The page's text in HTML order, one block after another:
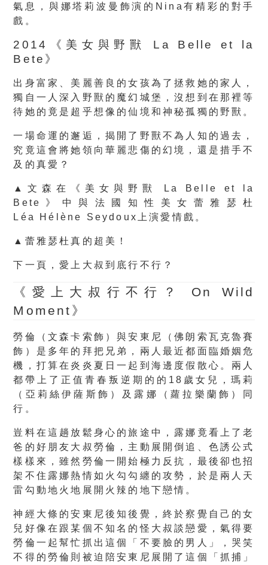
氣息，與娜塔莉波曼飾演的Nina有精彩的對手
戲。
2014《美女與野獸 La Belle et la
Bete》
出身富家、美麗善良的女孩為了拯救她的家人，
獨自一人深入野獸的魔幻城堡，沒想到在那裡等
待她的竟是超乎想像的仙境和神秘孤獨的野獸。
一場命運的邂逅，揭開了野獸不為人知的過去，
究竟這會將她領向華麗悲傷的幻境，還是措手不
及的真愛？
▲文森在《美女與野獸 La Belle et la
Bete》中與法國知性美女蕾雅瑟杜
Léa Hélène Seydoux上演愛情戲。
▲蕾雅瑟杜真的超美！
下一頁，愛上大叔到底行不行？
《愛上大叔行不行？ On Wild
Moment》
勞倫（文森卡索飾）與安東尼（佛朗索瓦克魯賽
飾）是多年的拜把兄弟，兩人最近都面臨婚姻危
機，打算在炎炎夏日一起到海邊度假散心。兩人
都帶上了正值青春叛逆期的的18歲女兒，瑪莉
（亞莉絲伊薩斯飾）及露娜（蘿拉樂蘭飾）同
行。
豈料在這趟放鬆身心的旅途中，露娜竟看上了老
爸的好朋友大叔勞倫，主動展開倒追、色誘公式
樣樣來，雖然勞倫一開始極力反抗，最後卻也招
架不住露娜熱情如火勾勾纏的攻勢，於是兩人天
雷勾動地火地展開火辣的地下戀情。
神經大條的安東尼後知後覺，終於察覺自己的女
兒好像在跟某個不知名的怪大叔談戀愛，氣得要
勞倫一起幫忙抓出這個「不要臉的男人」，哭笑
不得的勞倫則被迫陪安東尼展開了這個「抓捕」